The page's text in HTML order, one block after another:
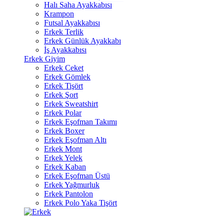
Halı Saha Ayakkabısı
Krampon
Futsal Ayakkabısı
Erkek Terlik
Erkek Günlük Ayakkabı
İş Ayakkabısı
Erkek Giyim
Erkek Ceket
Erkek Gömlek
Erkek Tişört
Erkek Şort
Erkek Sweatshirt
Erkek Polar
Erkek Eşofman Takımı
Erkek Boxer
Erkek Eşofman Altı
Erkek Mont
Erkek Yelek
Erkek Kaban
Erkek Eşofman Üstü
Erkek Yağmurluk
Erkek Pantolon
Erkek Polo Yaka Tişört